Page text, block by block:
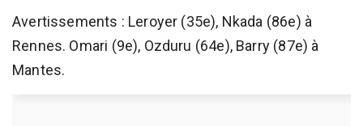
Avertissements : Leroyer (35e), Nkada (86e) à
Rennes. Omari (9e), Ozduru (64e), Barry (87e) à
Mantes.